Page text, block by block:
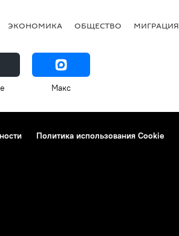
ЭКОНОМИКА ОБЩЕСТВО МИГРАЦИЯ
Макс
Политика использования Cookie